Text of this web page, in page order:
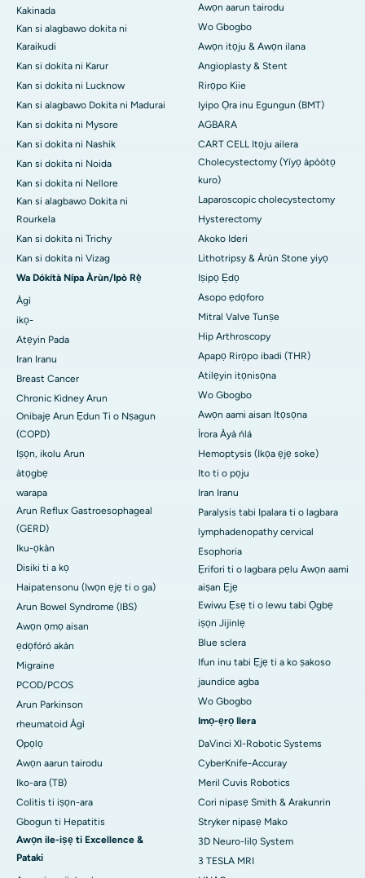
Kakinada
Kan si alagbawo dokita ni
Karaikudi
Kan si dokita ni Karur
Kan si dokita ni Lucknow
Kan si alagbawo Dokita ni Madurai
Kan si dokita ni Mysore
Kan si dokita ni Nashik
Kan si dokita ni Noida
Kan si dokita ni Nellore
Kan si alagbawo Dokita ni
Rourkela
Kan si dokita ni Trichy
Kan si dokita ni Vizag
Wa Dókítà Nípa Àrùn/Ipò Rẹ̀
Àgì
ikọ-
Atẹyin Pada
Iran Iranu
Breast Cancer
Chronic Kidney Arun
Onibajẹ Arun Ẹdun Ti o Nṣagun
(COPD)
Iṣọn, ikolu Arun
àtọgbẹ
warapa
Arun Reflux Gastroesophageal
(GERD)
Iku-ọkàn
Disiki ti a kọ
Haipatensonu (Iwọn ẹjẹ ti o ga)
Arun Bowel Syndrome (IBS)
Awọn ọmọ aisan
ẹdọfóró akàn
Migraine
PCOD/PCOS
Arun Parkinson
rheumatoid Àgì
Ọpọlọ
Awọn aarun tairodu
Iko-ara (TB)
Colitis ti iṣọn-ara
Gbogun ti Hepatitis
Awọn ile-iṣẹ ti Excellence &
Pataki
Awọn aarun tairodu
Wo Gbogbo
Awọn itọju & Awọn ilana
Angioplasty & Stent
Rirọpo Kiie
Iyipo Ọra inu Egungun (BMT)
AGBARA
CART CELL Itọju ailera
Cholecystectomy (Yíyọ àpòòtọ
kuro)
Laparoscopic cholecystectomy
Hysterectomy
Akoko Ideri
Lithotripsy & Àrùn Stone yiyọ
Iṣipọ Ẹdọ
Asopo ẹdọforo
Mitral Valve Tunṣe
Hip Arthroscopy
Apapọ Rirọpo ibadi (THR)
Atilẹyin itọnisọna
Wo Gbogbo
Awọn aami aisan Itọsọna
Ìrora Àyà ńlá
Hemoptysis (Ikọa ẹjẹ soke)
Ito ti o pọju
Iran Iranu
Paralysis tabi Ipalara ti o lagbara
lymphadenopathy cervical
Esophoria
Ẹrifori ti o lagbara pẹlu Awọn aami
aiṣan Ẹjẹ
Ewiwu Ẹsẹ ti o lewu tabi Ọgbẹ
iṣọn Jijinlẹ
Blue sclera
Ifun inu tabi Ẹjẹ ti a ko ṣakoso
jaundice agba
Wo Gbogbo
Imọ-ẹrọ Ilera
DaVinci XI-Robotic Systems
CyberKnife-Accuray
Meril Cuvis Robotics
Cori nipasẹ Smith & Arakunrin
Stryker nipasẹ Mako
3D Neuro-lilọ System
3 TESLA MRI